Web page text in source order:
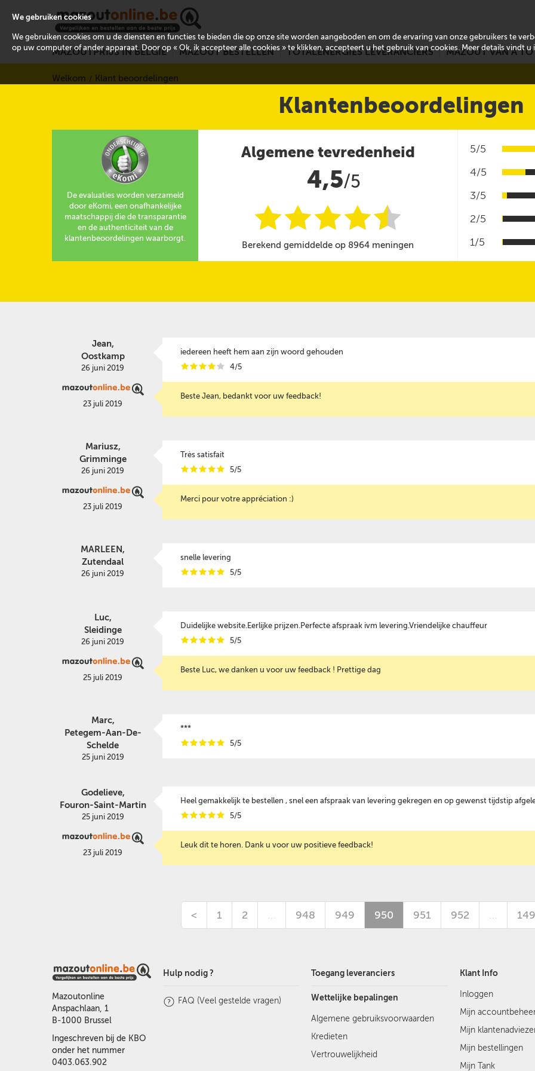
MAZOUTPRIJS IN BELGIË MAZOUT BESTELLEN TOTALENERGIES LEVERANCIERS MAZOUT VAN A
Welkom Klant beoordelingen
Klantenbeoordelingen
De evaluaties worden verzameld
door eKomi, een onafhankelijke
maatschappij die de transparantie
en de authenticiteit van de
klantenbeoordelingen waarborgt.
Algemene tevredenheid
4,5/5
iiiii
@
Berekend gemiddelde op 8964 meningen
5/5
4/5
3/5
2/5
1/5
Jean,
Oostkamp
26 juni 2019
iedereen heeft hem aan zijn woord gehouden
iiiii 4/5
23 juli 2019
Beste Jean, bedankt voor uw feedback!
Mariusz,
Grimminge
26 juni 2019
Très satisfait
iiiii 5/5
23 juli 2019
Merci pour votre appréciation :)
MARLEEN,
Zutendaal
26 juni 2019
snelle levering
iiiii 5/5
Luc,
Sleidinge
26 juni 2019
Duidelijke website.Eerlijke prijzen.Perfecte afspraak ivm levering.Vriendelijke chauffeur
iiiii 5/5
25 juli 2019
Beste Luc, we danken u voor uw feedback ! Prettige dag
Marc,
Petegem-Aan-De-
Schelde
25 juni 2019
***
iiiii 5/5
Godelieve,
Fouron-Saint-Martin
25 juni 2019
Heel gemakkelijk te bestellen , snel een afspraak van levering gekregen en op gewenst tijdstip
iiiii 5/5
23 juli 2019
Leuk dit te horen. Dank u voor uw positieve feedback!
< 1 2 … 948 949 950 951 952 …
Mazoutonline
Anspachlaan, 1
B-1000 Brussel
Ingeschreven bij de KBO
onder het nummer
0403.063.902
Hulp nodig ?
FAQ (Veel gestelde vragen)
Toegang leveranciers
Wettelijke bepalingen
Algemene gebruiksvoorwaarden
Kredieten
Vertrouwelijkheid
Klant Info
Inloggen
Mijn
Mijn
Mijn bestellingen
Mijn Tank
We gebruiken cookies
We gebruiken cookies om u de diensten en functies te bieden die op onze site worden aangeboden en om de ervaring van onze gebruikers te
op uw computer of ander apparaat. Door op « Ok, ik accepteer alle cookies » te klikken, accepteert u het gebruik van cookies. Meer details vindt u